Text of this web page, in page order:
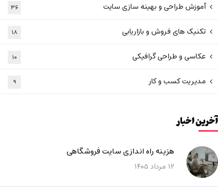
آموزش طراحی و بهینه سازی سایت ۳۶
تکنیک های فروش و بازاریابی ۱۸
عکاسی و طراحی گرافیکی ۱۰
مدیریت کسب و کار ۹
آخرین اخبار
هزینه راه اندازی سایت فروشگاهی
۱۲ مرداد ۱۴۰۵